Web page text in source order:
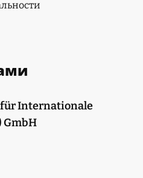
für Internationale
GmbH